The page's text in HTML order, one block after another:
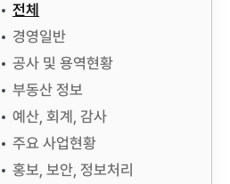
전체
경영일반
공사 및 용역현황
부동산 정보
예산, 회계, 감사
주요 사업현황
홍보, 보안, 정보처리